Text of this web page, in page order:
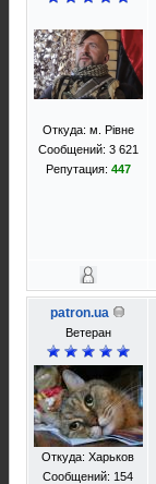
Откуда: м. Рівне
Сообщений: 3 621
Репутация: 447
patron.ua
Ветеран
Откуда: Харьков
Сообщений: 154